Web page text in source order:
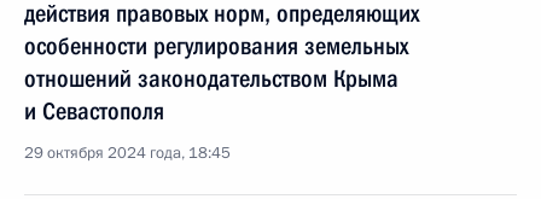
действия правовых норм, определяющих
особенности регулирования земельных
отношений законодательством Крыма
и Севастополя
29 октября 2024 года, 18:45